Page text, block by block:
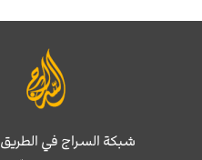
شبكة السراج في الطريق